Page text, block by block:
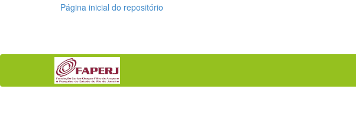
Página inicial do repositório